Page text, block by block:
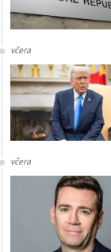
včera
včera